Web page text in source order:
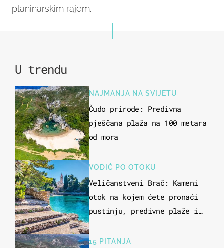
planinarskim rajem.
U trendu
NAJMANJA NA SVIJETU
Čudo prirode: Predivna
pješčana plaža na 100 metara
od mora
VODIČ PO OTOKU
Veličanstveni Brač: Kameni
otok na kojem ćete pronaći
pustinju, predivne plaže i
15 PITANJA